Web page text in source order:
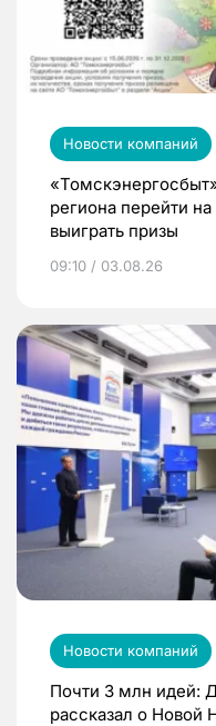
Новости компаний
региона перейти
выиграть призы
09:10 / 03.08.26
Новости компаний
Почти 3 млн идей:
рассказал о Новой